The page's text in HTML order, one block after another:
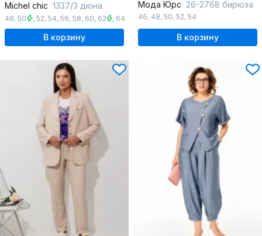
Michel chic 1337/3 дюна
48, 50 , 52, 54, 56, 58, 60, 62 , 64
В корзину
Мода Юрс 26-2768 бирюза
46, 48, 50, 52, 54
В корзину